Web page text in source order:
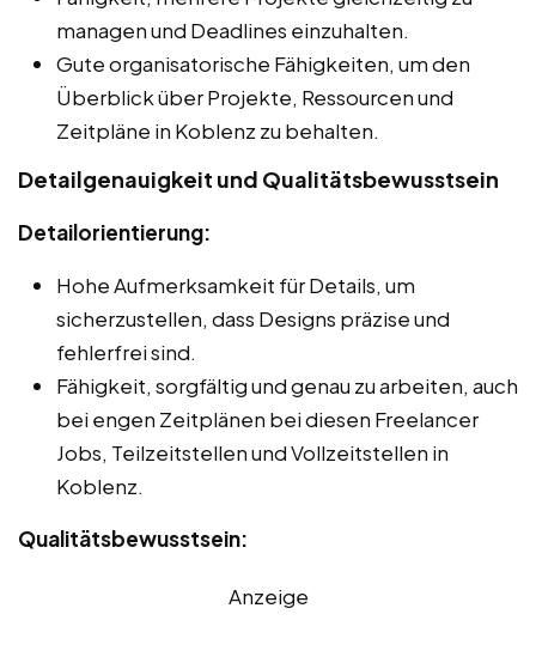
managen und Deadlines einzuhalten.
Gute organisatorische Fähigkeiten, um den
Überblick über Projekte, Ressourcen und
Zeitpläne in Koblenz zu behalten.
Detailgenauigkeit und Qualitätsbewusstsein
Detailorientierung:
Hohe Aufmerksamkeit für Details, um
sicherzustellen, dass Designs präzise und
fehlerfrei sind.
Fähigkeit, sorgfältig und genau zu arbeiten, auch
bei engen Zeitplänen bei diesen Freelancer
Jobs, Teilzeitstellen und Vollzeitstellen in
Koblenz.
Qualitätsbewusstsein:
Anzeige